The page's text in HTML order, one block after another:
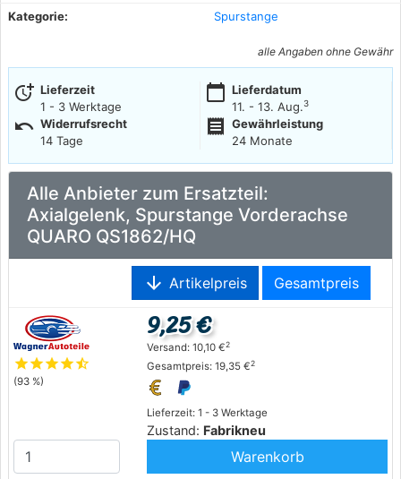
Kategorie:
Spurstange
alle Angaben ohne Gewähr
more_time Lieferzeit
1 - 3 Werktage
calendar_today Lieferdatum
11. - 13. Aug.3
undo Widerrufsrecht
14 Tage
receipt
Gewährleistung
24 Monate
Alle Anbieter zum Ersatzteil:
Axialgelenk, Spurstange Vorderachse
QUARO QS1862/HQ
arrow_downward Artikelpreis Gesamtpreis
starstarstarstarstar_half
(93 %)
Lieferzeit: 1 - 3 Werktage
Zustand: Fabrikneu
9,25 €
Versand: 10,10 €2
Gesamtpreis: 19,35 €2
Warenkorb